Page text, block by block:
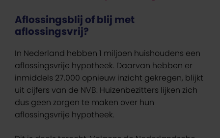
Aflossingsblij of blij met
aflossingsvrij?
In Nederland hebben 1 miljoen huishoudens een
aflossingsvrije hypotheek. Daarvan hebben er
inmiddels 27.000 opnieuw inzicht gekregen, blijkt
uit cijfers van de NVB. Huizenbezitters lijken zich
dus geen zorgen te maken over hun
aflossingsvrije hypotheek.